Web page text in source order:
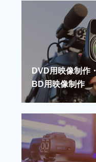
DVD用映像制作・
BD用映像制作